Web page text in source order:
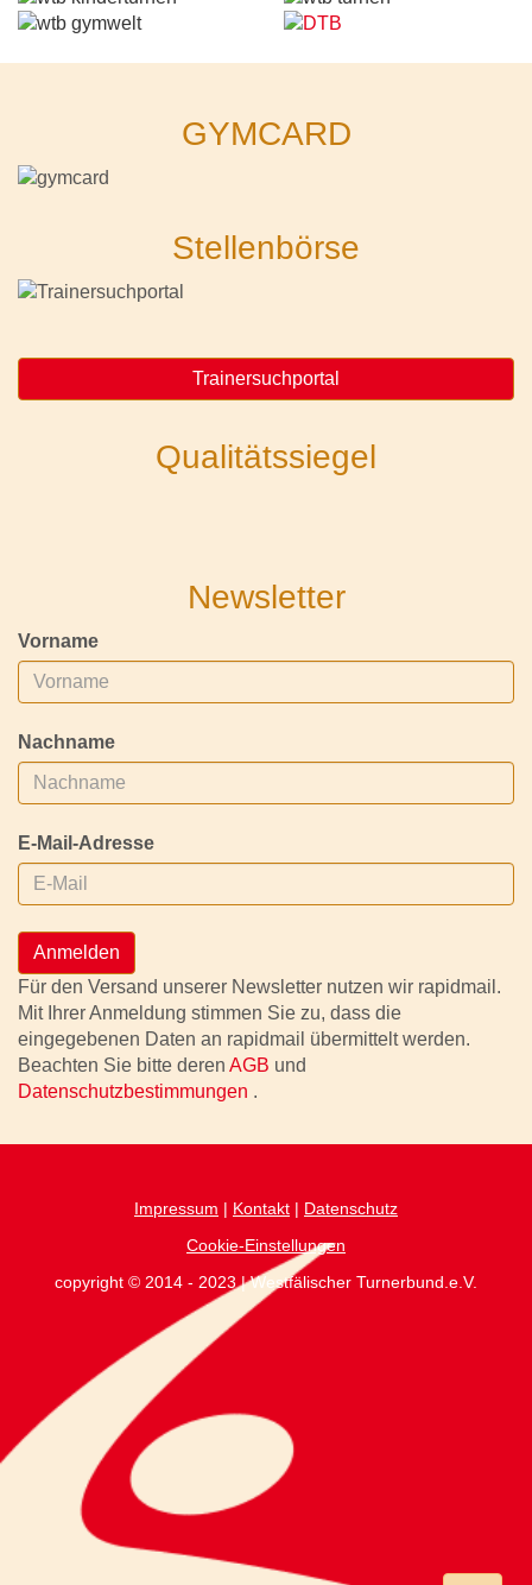
GYMCARD
Stellenbörse
Trainersuchportal
Qualitätssiegel
Newsletter
Vorname
Nachname
E-Mail-Adresse
Anmelden
Für den Versand unserer Newsletter nutzen wir rapidmail.
Mit Ihrer Anmeldung stimmen Sie zu, dass die
eingegebenen Daten an rapidmail übermittelt werden.
Beachten Sie bitte deren AGB und
Datenschutzbestimmungen .
Impressum | Kontakt | Datenschutz
Cookie-Einstellungen
copyright © 2014 - 2023 | Westfälischer Turnerbund.e.V.